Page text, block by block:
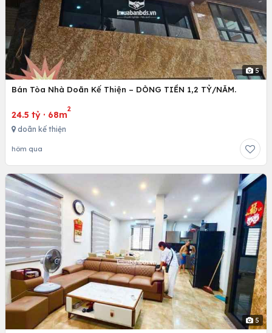
5
Bán Tòa Nhà Doãn Kế Thiện – DÒNG TIỀN 1,2 TỶ/NĂM.
24.5 tỷ · 68m
2
doãn kế thiện
hôm qua
5